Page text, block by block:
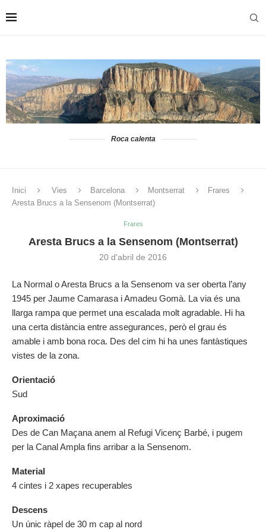
Roca calenta
Inici Vies Barcelona Montserrat
Frares
Aresta Brucs a la Sensenom (Montserrat)
Frares
Aresta Brucs a la Sensenom (Montserrat)
20 d'abril de 2016
La Normal o Aresta Brucs a la Sensenom va ser oberta l’any
1945 per Jaume Camarasa i Amadeu Gomà. La via és una
llarga rampa que permet una escalada molt agradable. Hi ha
una certa distància entre assegurances, però el grau és
amable i amb bona roca. Des del cim hi ha unes fantàstiques
vistes de la zona.
Orientació
Sud
Aproximació
Des de Can Maçana anem al Refugi Vicenç Barbé, i pugem
per la Canal Ampla fins arribar a la Sensenom.
Material
4 cintes i 2 xapes recuperables
Descens
Un únic ràpel de 30 m cap al nord